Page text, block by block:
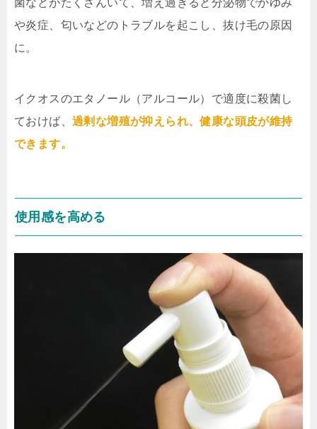
菌などがたくさんいて、増え過ぎると分泌物でかゆみ
や炎症、匂いなどのトラブルを起こし、抜け毛の原因
に。
イクオスのエタノール（アルコール）で適度に殺菌し
ておけば、 過剰な増殖が抑えられ、健康な頭皮が維持
できます。
使用感を高める